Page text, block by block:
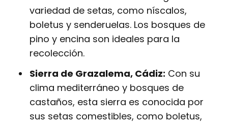
variedad de setas, como níscalos,
boletus y senderuelas. Los bosques de
pino y encina son ideales para la
recolección.
Sierra de Grazalema, Cádiz: Con su
clima mediterráneo y bosques de
castaños, esta sierra es conocida por
sus setas comestibles, como boletus,